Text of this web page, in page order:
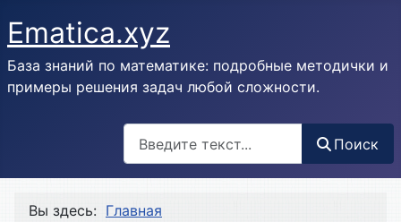
Ematica.xyz
База знаний по математике: подробные методички и
примеры решения задач любой сложности.
Поиск
Вы здесь: Главная